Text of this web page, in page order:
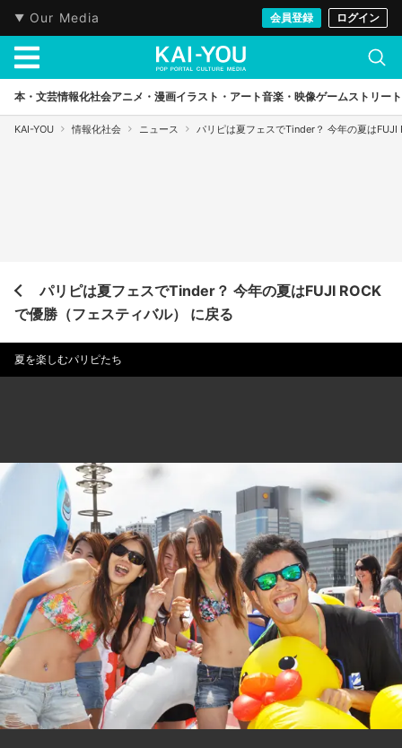
Our Media 会員登録 ログイン
本・文芸情報化社会アニメ・漫画イラスト・アート音楽・映像ゲームストリート
KAI-YOU 情報化社会 ニュース パリピは夏フェスでTinder？ 今年の夏はFUJI
パリピは夏フェスでTinder？ 今年の夏はFUJI ROCK
で優勝（フェスティバル） に戻る
夏を楽しむパリピたち